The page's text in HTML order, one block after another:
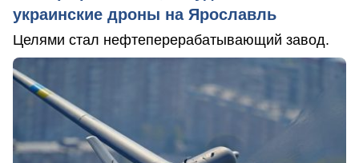
украинские дроны на Ярославль
Целями стал нефтеперерабатывающий завод.